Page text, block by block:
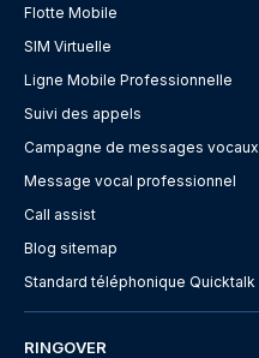
Flotte Mobile
SIM Virtuelle
Ligne Mobile Professionnelle
Suivi des appels
Campagne de messages vocaux
Message vocal professionnel
Call assist
Blog sitemap
Standard téléphonique Quicktalk
RINGOVER